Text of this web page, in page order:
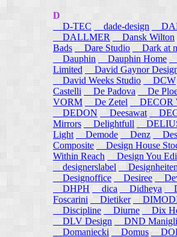
D
D-TEC
dade-design
DALLMER
Dansk Wilton
Bads
Dare Studio Dark at
Dauphin
Dauphin Home
Limited
David Gaynor
David Weeks Studio
DCW
Castelli
De Padova De
VORM
De Zetel DECOR
DEDON
Deesawat
Mirrors
Delightfull
Light
Demode Denz
Composite
Design House
Within Reach
Design You
designerslabel
Designheiten
Designoffice
Desiree
DHPH
dica Didheya
Foscarini
Dietiker
Discipline
Diurne Dix
DLV Design
DND
Domaniecki
Domus